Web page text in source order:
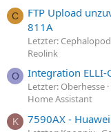
C
FTP Upload
811A
Letzter: Cephalopod
Reolink
O Integration ELLI-
Letzter: Oberhesse
Home Assistant
K 7590AX -